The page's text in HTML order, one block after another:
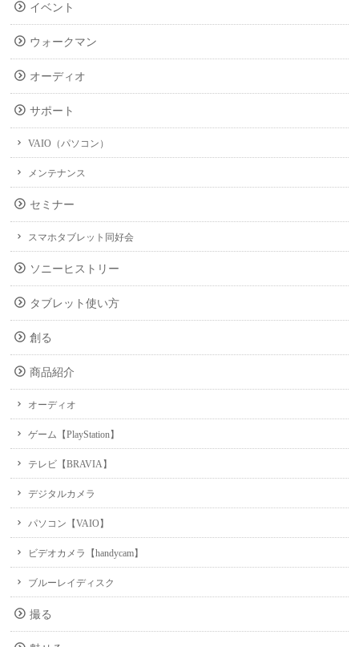
イベント
ウォークマン
オーディオ
サポート
VAIO（パソコン）
メンテナンス
セミナー
スマホタブレット同好会
ソニーヒストリー
タブレット使い方
創る
商品紹介
オーディオ
ゲーム【PlayStation】
テレビ【BRAVIA】
デジタルカメラ
パソコン【VAIO】
ビデオカメラ【handycam】
ブルーレイディスク
撮る